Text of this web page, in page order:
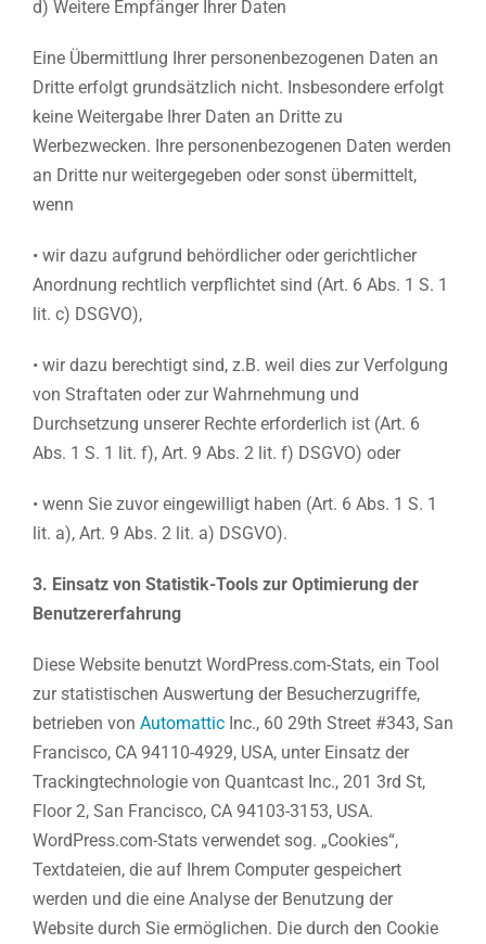
d) Weitere Empfänger Ihrer Daten
Eine Übermittlung Ihrer personenbezogenen Daten an
Dritte erfolgt grundsätzlich nicht. Insbesondere erfolgt
keine Weitergabe Ihrer Daten an Dritte zu
Werbezwecken. Ihre personenbezogenen Daten werden
an Dritte nur weitergegeben oder sonst übermittelt,
wenn
• wir dazu aufgrund behördlicher oder gerichtlicher
Anordnung rechtlich verpflichtet sind (Art. 6 Abs. 1 S. 1
lit. c) DSGVO),
• wir dazu berechtigt sind, z.B. weil dies zur Verfolgung
von Straftaten oder zur Wahrnehmung und
Durchsetzung unserer Rechte erforderlich ist (Art. 6
Abs. 1 S. 1 lit. f), Art. 9 Abs. 2 lit. f) DSGVO) oder
• wenn Sie zuvor eingewilligt haben (Art. 6 Abs. 1 S. 1
lit. a), Art. 9 Abs. 2 lit. a) DSGVO).
3. Einsatz von Statistik-Tools zur Optimierung der
Benutzererfahrung
Diese Website benutzt WordPress.com-Stats, ein Tool
zur statistischen Auswertung der Besucherzugriffe,
betrieben von AutomatticInc., 60 29th Street #343, San
Francisco, CA 94110-4929, USA, unter Einsatz der
Trackingtechnologie von Quantcast Inc., 201 3rd St,
Floor 2, San Francisco, CA 94103-3153, USA.
WordPress.com-Stats verwendet sog. „Cookies“,
Textdateien, die auf Ihrem Computer gespeichert
werden und die eine Analyse der Benutzung der
Website durch Sie ermöglichen. Die durch den Cookie